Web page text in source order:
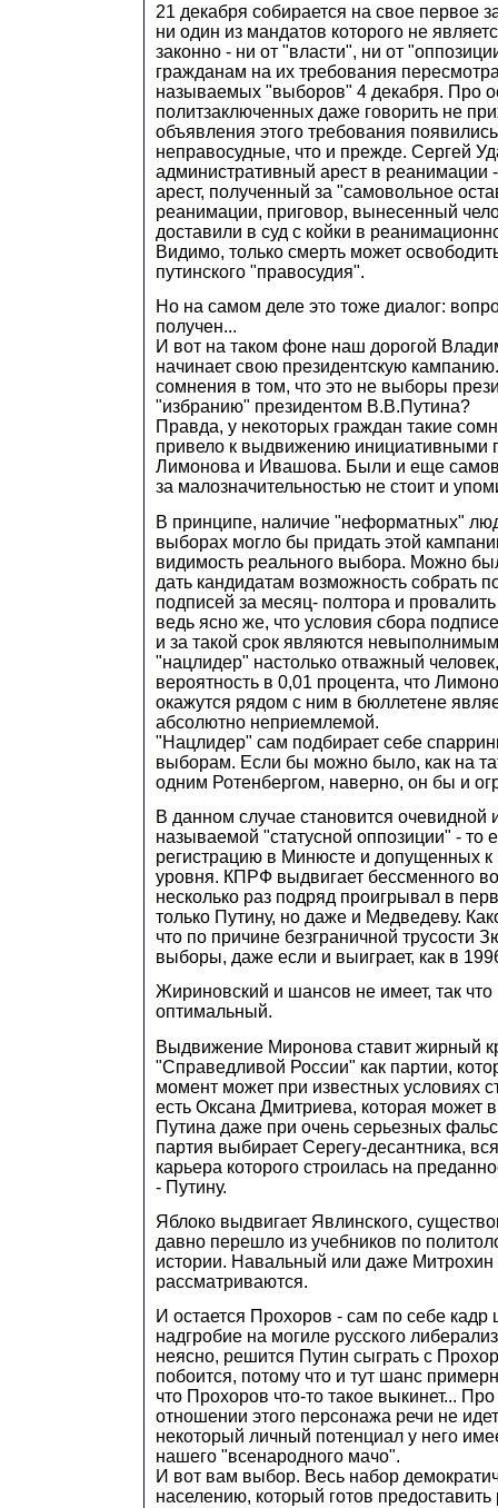
21 декабря собирается на свое первое
ни один из мандатов которого не
законно - ни от "власти", ни от
гражданам на их требования
называемых "выборов" 4 декабря. Про
политзаключенных даже говорить не
объявления этого требования
неправосудные, что и прежде. Сергей
административный арест в реанимации
арест, полученный за "самовольное
реанимации, приговор, вынесенный
доставили в суд с койки в
Видимо, только смерть может
путинского "правосудия".
Но на самом деле это тоже диалог:
получен...
И вот на таком фоне наш дорогой
начинает свою президентскую кампанию.
сомнения в том, что это не выборы
"избранию" президентом В.В.Путина?
Правда, у некоторых граждан такие
привело к выдвижению инициативными
Лимонова и Ивашова. Были и еще
за малозначительностью не стоит и
В принципе, наличие "неформатных"
выборах могло бы придать этой
видимость реального выбора. Можно
дать кандидатам возможность собрать
подписей за месяц- полтора и
ведь ясно же, что условия сбора
и за такой срок являются
"нацлидер" настолько отважный
вероятность в 0,01 процента, что
окажутся рядом с ним в бюллетене
абсолютно неприемлемой.
"Нацлидер" сам подбирает себе
выборам. Если бы можно было, как на
одним Ротенбергом, наверно, он бы и
В данном случае становится очевидной
называемой "статусной оппозиции" - то
регистрацию в Минюсте и допущенных к
уровня. КПРФ выдвигает бессменного
несколько раз подряд проигрывал в
только Путину, но даже и Медведеву.
что по причине безграничной трусости
выборы, даже если и выиграет, как в
Жириновский и шансов не имеет, так
оптимальный.
Выдвижение Миронова ставит жирный
"Справедливой России" как партии,
момент может при известных условиях
есть Оксана Дмитриева, которая может
Путина даже при очень серьезных
партия выбирает Серегу-десантника,
карьера которого строилась на
- Путину.
Яблоко выдвигает Явлинского,
давно перешло из учебников по
истории. Навальный или даже Митрохин
рассматриваются.
И остается Прохоров - сам по себе кадр
надгробие на могиле русского
неясно, решится Путин сыграть с
побоится, потому что и тут шанс
что Прохоров что-то такое выкинет...
отношении этого персонажа речи не
некоторый личный потенциал у него
нашего "всенародного мачо".
И вот вам выбор. Весь набор
населению, который готов